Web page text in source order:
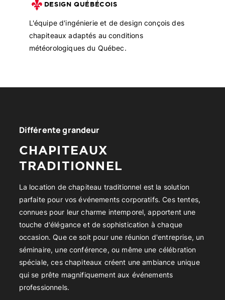
DESIGN QUÉBÉCOIS
L'équipe d'ingénierie et de design conçois des
chapiteaux adaptés au conditions
météorologiques du Québec.
Différente grandeur
CHAPITEAUX
TRADITIONNEL
La location de chapiteau traditionnel est la solution
parfaite pour vos événements corporatifs. Ces tentes,
connues pour leur charme intemporel, apportent une
touche d'élégance et de sophistication à chaque
occasion. Que ce soit pour une réunion d'entreprise, un
séminaire, une conférence, ou même une célébration
spéciale, ces chapiteaux créent une ambiance unique
qui se prête magnifiquement aux événements
professionnels.